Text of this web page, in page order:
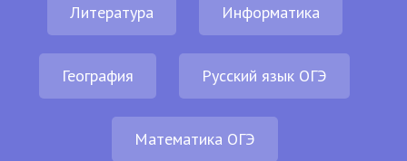
Литература Информатика
География Русский язык ОГЭ
Математика ОГЭ